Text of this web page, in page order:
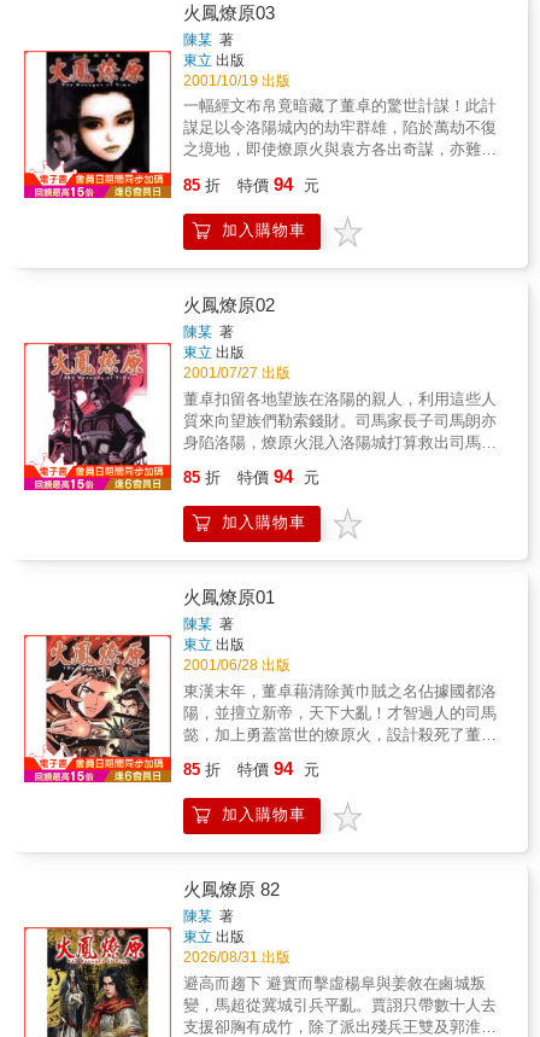
火鳳燎原03
陳某 著
東立 出版
2001/10/19 出版
一幅經文布帛竟暗藏了董卓的驚世計謀！此計
謀足以令洛陽城內的劫牢群雄，陷於萬劫不復
之境地，即使燎原火與袁方各出奇謀，亦難逃
除了司馬懿之外，還有他的畢生宿敵~~諸葛
亮！陳某繼"不是人"之後，再度呈現一個縱橫幻
想與史實的三國時代......
85 折 特價 94 元
加入購物車
火鳳燎原02
陳某 著
東立 出版
2001/07/27 出版
董卓扣留各地望族在洛陽的親人，利用這些人
質來向望族們勒索錢財。司馬家長子司馬朗亦
身陷洛陽，燎原火混入洛陽城打算救出司馬
泰，一向無所懼的燎原火，竟因呂布的氣勢而
首度心生恐懼……
85 折 特價 94 元
加入購物車
火鳳燎原01
陳某 著
東立 出版
2001/06/28 出版
東漢末年，董卓藉清除黃巾賊之名佔據國都洛
陽，並擅立新帝，天下大亂！才智過人的司馬
懿，加上勇蓋當世的燎原火，設計殺死了董卓
一方面，與許臨情同兄弟的呂布，亦正準備為
兄報仇，大開殺戒……
85 折 特價 94 元
加入購物車
火鳳燎原 82
陳某 著
東立 出版
2026/08/31 出版
避高而趨下 避實而擊虛楊阜與姜敘在鹵城叛
變，馬超從冀城引兵平亂。賈詡只帶數十人去
支援卻胸有成竹，除了派出殘兵王雙及郭淮，